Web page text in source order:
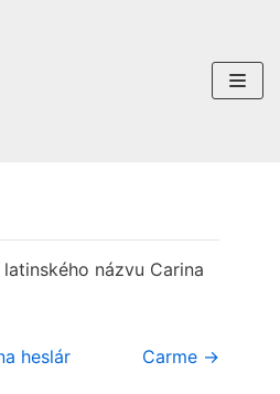
latinského názvu Carina
heslár Carme →